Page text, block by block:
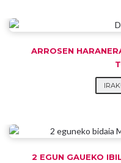
ARROSEN
2 EGUN GAUEKO